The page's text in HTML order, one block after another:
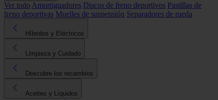
Ver todo Amortiguadores Discos de freno deportivos Pastillas de
freno deportivas Muelles de suspensión Separadores de rueda
Híbridos y Eléctricos
Limpieza y Cuidado
Descubre los recambios
Aceites y Líquidos